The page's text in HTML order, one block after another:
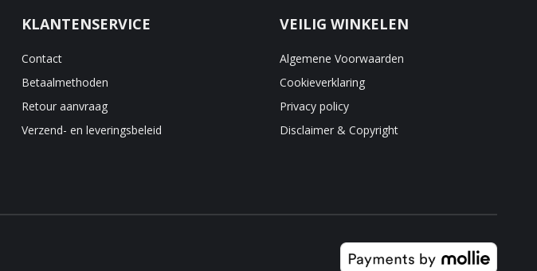
KLANTENSERVICE
Contact
Betaalmethoden
Retour aanvraag
Verzend- en leveringsbeleid
VEILIG WINKELEN
Algemene Voorwaarden
Cookieverklaring
Privacy policy
Disclaimer & Copyright